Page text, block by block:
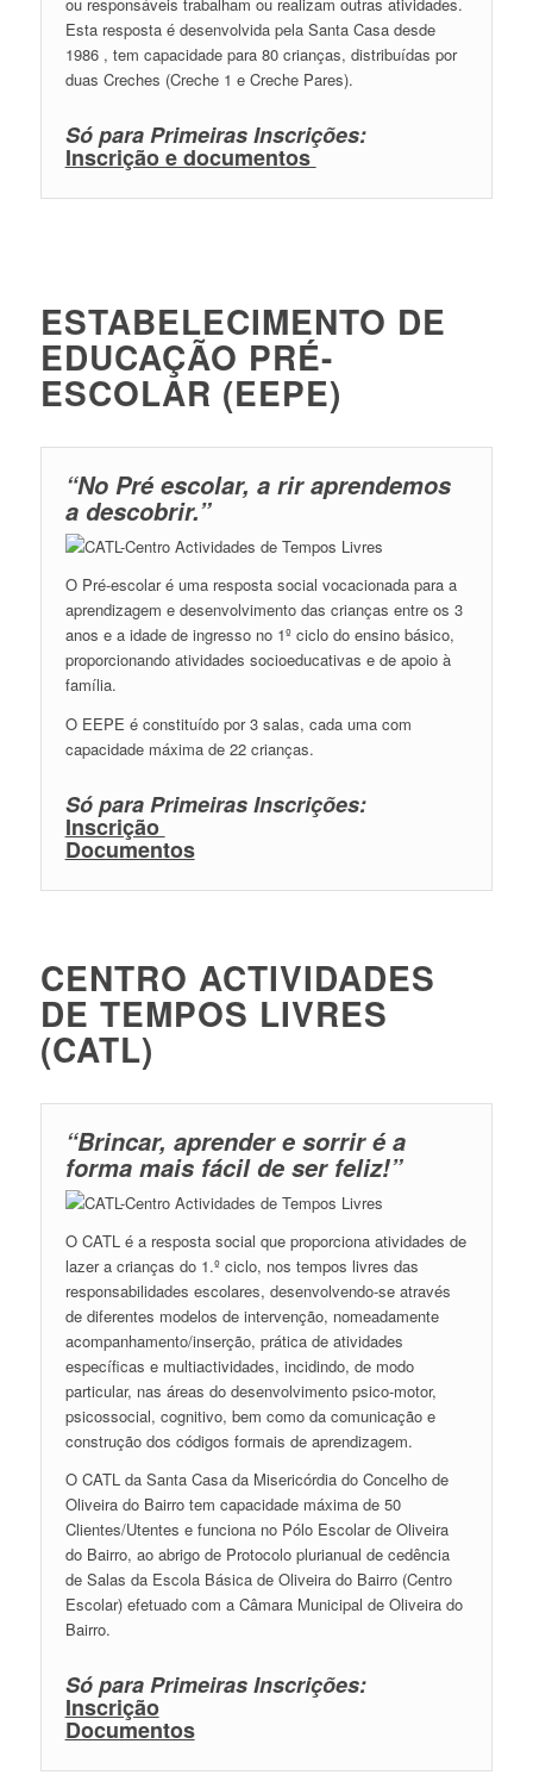
Esta resposta é desenvolvida pela Santa Casa desde
1986 , tem capacidade para 80 crianças, distribuídas por
duas Creches (Creche 1 e Creche Pares).
Só para Primeiras Inscrições:
Inscrição e documentos
ESTABELECIMENTO DE
EDUCAÇÃO PRÉ-
ESCOLAR (EEPE)
“No Pré escolar, a rir aprendemos
a descobrir.”
O Pré-escolar é uma resposta social vocacionada para a
aprendizagem e desenvolvimento das crianças entre os 3
anos e a idade de ingresso no 1º ciclo do ensino básico,
proporcionando atividades socioeducativas e de apoio à
família.
O EEPE é constituído por 3 salas, cada uma com
capacidade máxima de 22 crianças.
Só para Primeiras Inscrições:
Inscrição
Documentos
CENTRO ACTIVIDADES
DE TEMPOS LIVRES
(CATL)
“Brincar, aprender e sorrir é a
forma mais fácil de ser feliz!”
O CATL é a resposta social que proporciona atividades de
lazer a crianças do 1.º ciclo, nos tempos livres das
responsabilidades escolares, desenvolvendo-se através
de diferentes modelos de intervenção, nomeadamente
acompanhamento/inserção, prática de atividades
específicas e multiactividades, incidindo, de modo
particular, nas áreas do desenvolvimento psico-motor,
psicossocial, cognitivo, bem como da comunicação e
construção dos códigos formais de aprendizagem.
O CATL da Santa Casa da Misericórdia do Concelho de
Oliveira do Bairro tem capacidade máxima de 50
Clientes/Utentes e funciona no Pólo Escolar de Oliveira
do Bairro, ao abrigo de Protocolo plurianual de cedência
de Salas da Escola Básica de Oliveira do Bairro (Centro
Escolar) efetuado com a Câmara Municipal de Oliveira do
Bairro.
Só para Primeiras Inscrições:
Inscrição
Documentos